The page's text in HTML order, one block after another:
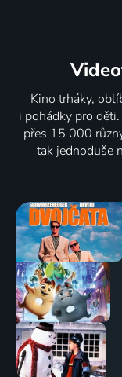
Kino trháky,
i pohádky pro
přes 15 000
tak jednoduše